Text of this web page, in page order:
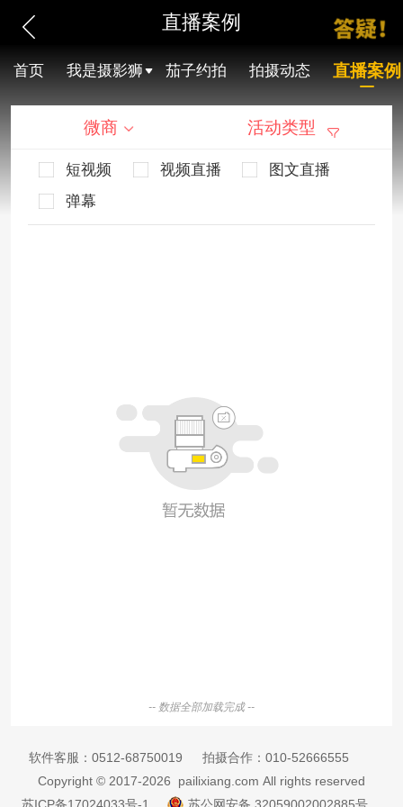
直播案例
首页 我是摄影狮 茄子约拍 拍摄动态 直播案例
微商 活动类型
短视频 视频直播
图文直播
弹幕
-- 数据全部加载完成 --
软件客服： 0512-68750019 拍摄合作： 010-52666555
Copyright © 2017-2026 pailixiang.com All rights reserved
苏ICP备17024033号-1
苏公网安备 32059002002885号